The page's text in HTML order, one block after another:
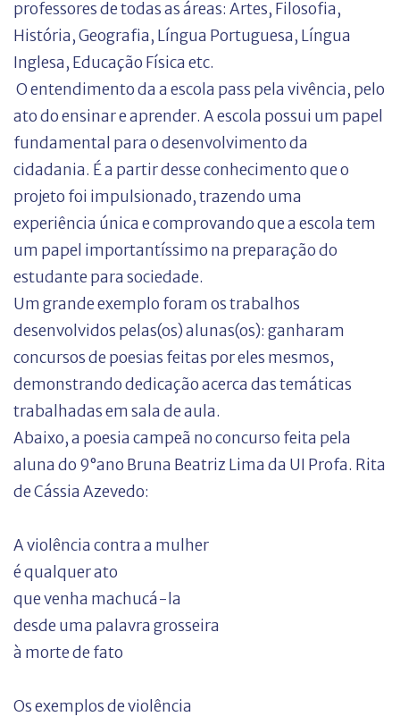
professores de todas as áreas: Artes, Filosofia,
História, Geografia, Língua Portuguesa, Língua
Inglesa, Educação Física etc.
O entendimento da a escola pass pela vivência, pelo
ato do ensinar e aprender. A escola possui um papel
fundamental para o desenvolvimento da
cidadania. É a partir desse conhecimento que o
projeto foi impulsionado, trazendo uma
experiência única e comprovando que a escola tem
um papel importantíssimo na preparação do
estudante para sociedade.
Um grande exemplo foram os trabalhos
desenvolvidos pelas(os) alunas(os): ganharam
concursos de poesias feitas por eles mesmos,
demonstrando dedicação acerca das temáticas
trabalhadas em sala de aula.
Abaixo, a poesia campeã no concurso feita pela
aluna do 9°ano Bruna Beatriz Lima da UI Profa. Rita
de Cássia Azevedo:
A violência contra a mulher
é qualquer ato
que venha machucá-la
desde uma palavra grosseira
à morte de fato
Os exemplos de violência